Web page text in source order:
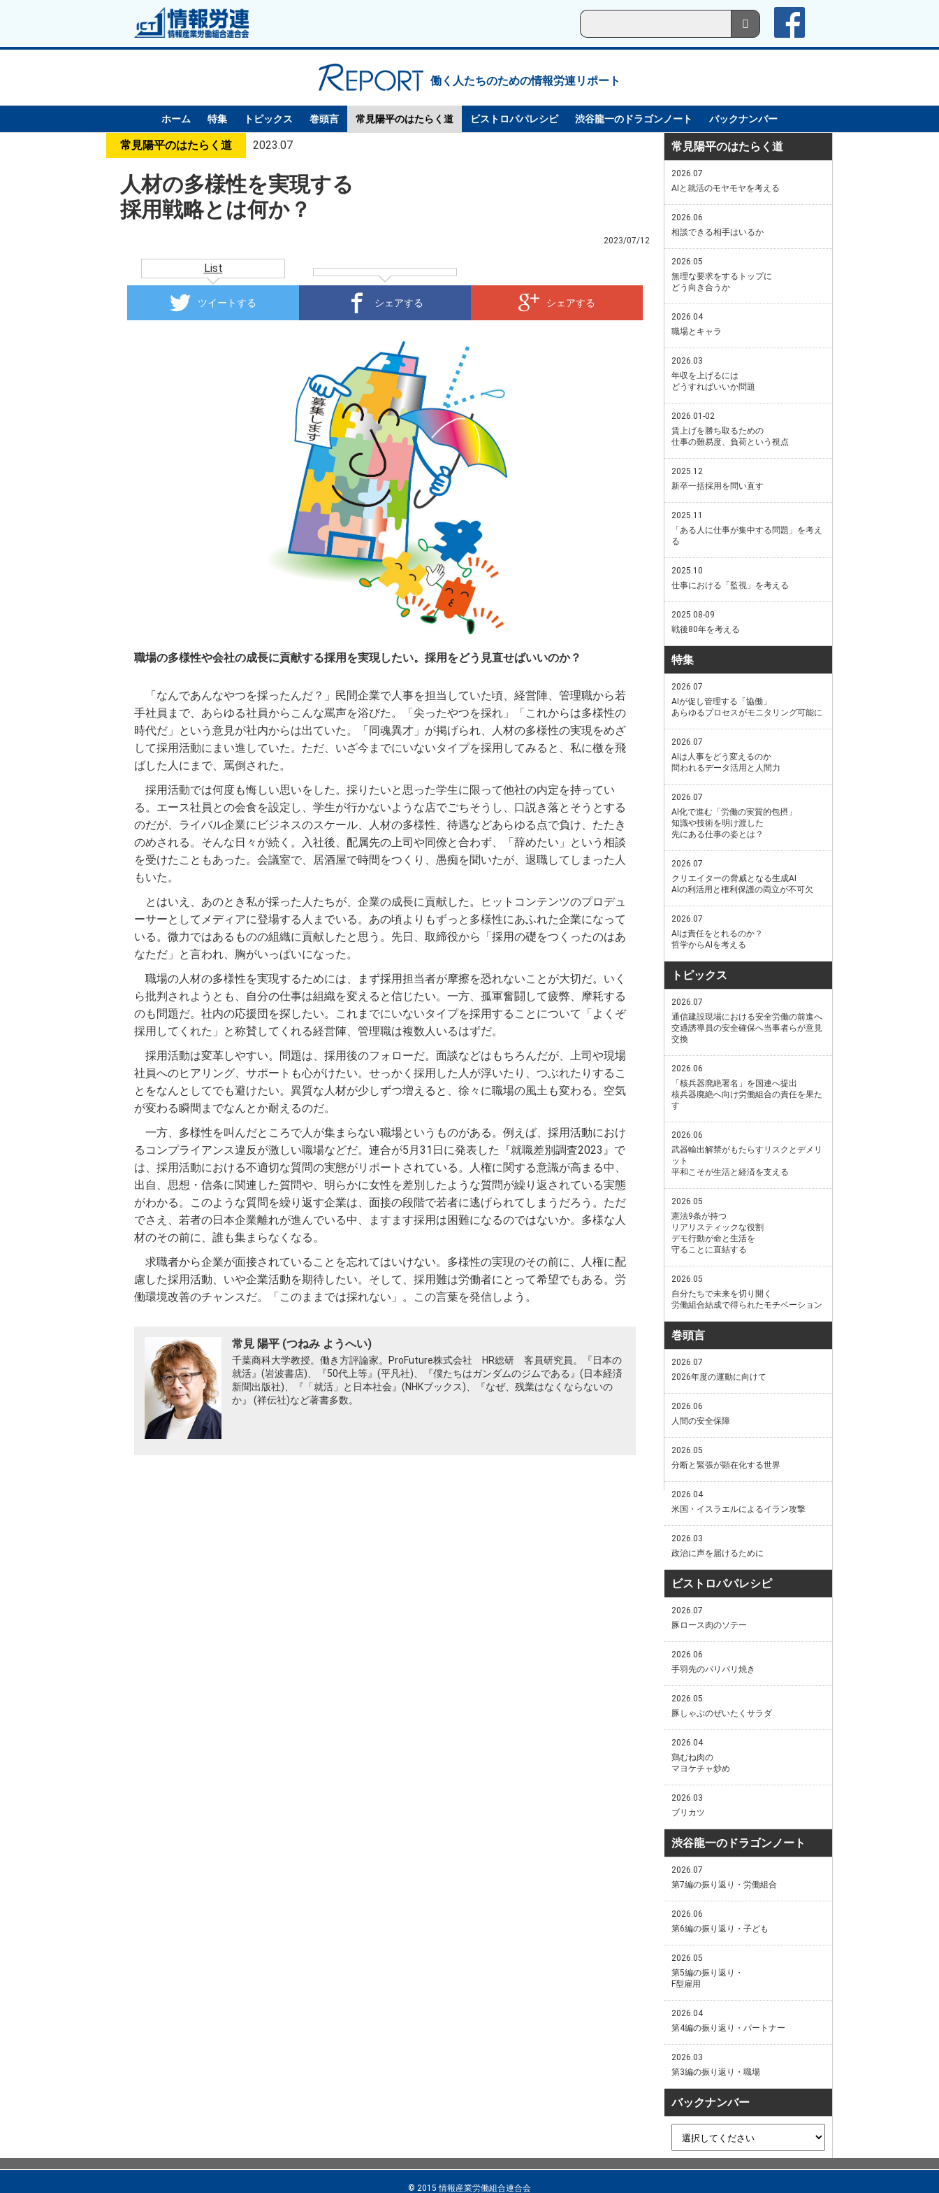
働く人たちのための情報労連リポート
ホーム 特集 トピックス 巻頭言 常見陽平のはたらく道 ビストロパパレシピ 渋谷龍一のドラゴンノート バックナンバー
常見陽平のはたらく道 2023.07
人材の多様性を実現する
採用戦略とは何か？
2023/07/12
List
ツイートする シェアする シェアする
職場の多様性や会社の成長に貢献する採用を実現したい。採用をどう見直せばいいのか？
「なんであんなやつを採ったんだ？」民間企業で人事を担当していた頃、経営陣、管理職から若
手社員まで、あらゆる社員からこんな罵声を浴びた。「尖ったやつを採れ」「これからは多様性の
時代だ」という意見が社内からは出ていた。「同魂異才」が掲げられ、人材の多様性の実現をめざ
して採用活動にまい進していた。ただ、いざ今までにいないタイプを採用してみると、私に檄を飛
ばした人にまで、罵倒された。
採用活動では何度も悔しい思いをした。採りたいと思った学生に限って他社の内定を持ってい
る。エース社員との会食を設定し、学生が行かないような店でごちそうし、口説き落とそうとする
のだが、ライバル企業にビジネスのスケール、人材の多様性、待遇などあらゆる点で負け、たたき
のめされる。そんな日々が続く。入社後、配属先の上司や同僚と合わず、「辞めたい」という相談
を受けたこともあった。会議室で、居酒屋で時間をつくり、愚痴を聞いたが、退職してしまった人
もいた。
とはいえ、あのとき私が採った人たちが、企業の成長に貢献した。ヒットコンテンツのプロデュ
ーサーとしてメディアに登場する人までいる。あの頃よりもずっと多様性にあふれた企業になって
いる。微力ではあるものの組織に貢献したと思う。先日、取締役から「採用の礎をつくったのはあ
なただ」と言われ、胸がいっぱいになった。
職場の人材の多様性を実現するためには、まず採用担当者が摩擦を恐れないことが大切だ。いく
ら批判されようとも、自分の仕事は組織を変えると信じたい。一方、孤軍奮闘して疲弊、摩耗する
のも問題だ。社内の応援団を探したい。これまでにいないタイプを採用することについて「よくぞ
採用してくれた」と称賛してくれる経営陣、管理職は複数人いるはずだ。
採用活動は変革しやすい。問題は、採用後のフォローだ。面談などはもちろんだが、上司や現場
社員へのヒアリング、サポートも心がけたい。せっかく採用した人が浮いたり、つぶれたりするこ
とをなんとしてでも避けたい。異質な人材が少しずつ増えると、徐々に職場の風土も変わる。空気
が変わる瞬間までなんとか耐えるのだ。
一方、多様性を叫んだところで人が集まらない職場というものがある。例えば、採用活動におけ
るコンプライアンス違反が激しい職場などだ。連合が5月31日に発表した『就職差別調査2023』で
は、採用活動における不適切な質問の実態がリポートされている。人権に関する意識が高まる中、
出自、思想・信条に関連した質問や、明らかに女性を差別したような質問が繰り返されている実態
がわかる。このような質問を繰り返す企業は、面接の段階で若者に逃げられてしまうだろう。ただ
でさえ、若者の日本企業離れが進んでいる中、ますます採用は困難になるのではないか。多様な人
材のその前に、誰も集まらなくなる。
求職者から企業が面接されていることを忘れてはいけない。多様性の実現のその前に、人権に配
慮した採用活動、いや企業活動を期待したい。そして、採用難は労働者にとって希望でもある。労
働環境改善のチャンスだ。「このままでは採れない」。この言葉を発信しよう。
常見 陽平 (つねみ ようへい)
千葉商科大学教授。働き方評論家。ProFuture株式会社 HR総研 客員研究員。『日本の
就活』(岩波書店)、『50代上等』(平凡社)、『僕たちはガンダムのジムである』(日本経済
新聞出版社)、『「就活」と日本社会』(NHKブックス)、『なぜ、残業はなくならないの
か』 (祥伝社)など著書多数。
常見陽平のはたらく道
2026.07
AIと就活のモヤモヤを考える
2026.06
相談できる相手はいるか
2026.05
無理な要求をするトップに
どう向き合うか
2026.04
職場とキャラ
2026.03
年収を上げるには
どうすればいいか問題
2026.01-02
賃上げを勝ち取るための
仕事の難易度、負荷という視点
2025.12
新卒一括採用を問い直す
2025.11
「ある人に仕事が集中する問題」を考え
る
2025.10
仕事における「監視」を考える
2025.08-09
戦後80年を考える
特集
2026.07
AIが促し管理する「協働」
あらゆるプロセスがモニタリング可能に
2026.07
AIは人事をどう変えるのか
問われるデータ活用と人間力
2026.07
AI化で進む「労働の実質的包摂」
知識や技術を明け渡した
先にある仕事の姿とは？
2026.07
クリエイターの脅威となる生成AI
AIの利活用と権利保護の両立が不可欠
2026.07
AIは責任をとれるのか？
哲学からAIを考える
トピックス
2026.07
通信建設現場における安全労働の前進へ
交通誘導員の安全確保へ当事者らが意見
交換
2026.06
「核兵器廃絶署名」を国連へ提出
核兵器廃絶へ向け労働組合の責任を果た
す
2026.06
武器輸出解禁がもたらすリスクとデメリ
ット
平和こそが生活と経済を支える
2026.05
憲法9条が持つ
リアリスティックな役割
デモ行動が命と生活を
守ることに直結する
2026.05
自分たちで未来を切り開く
労働組合結成で得られたモチベーション
巻頭言
2026.07
2026年度の運動に向けて
2026.06
人間の安全保障
2026.05
分断と緊張が顕在化する世界
2026.04
米国・イスラエルによるイラン攻撃
2026.03
政治に声を届けるために
ビストロパパレシピ
2026.07
豚ロース肉のソテー
2026.06
手羽先のパリパリ焼き
2026.05
豚しゃぶのぜいたくサラダ
2026.04
鶏むね肉の
マヨケチャ炒め
2026.03
ブリカツ
渋谷龍一のドラゴンノート
2026.07
第7編の振り返り・労働組合
2026.06
第6編の振り返り・子ども
2026.05
第5編の振り返り・
F型雇用
2026.04
第4編の振り返り・パートナー
2026.03
第3編の振り返り・職場
バックナンバー
© 2015 情報産業労働組合連合会